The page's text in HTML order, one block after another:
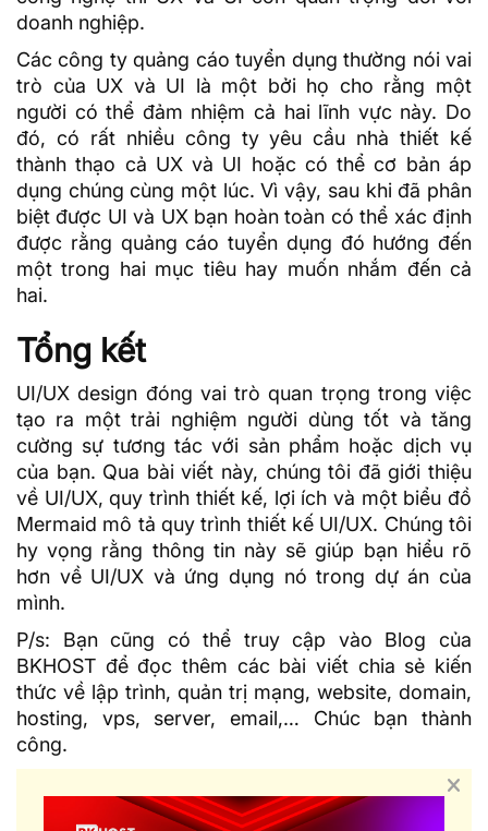
doanh nghiệp.
Các công ty quảng cáo tuyển dụng thường nói vai
trò của UX và UI là một bởi họ cho rằng một
người có thể đảm nhiệm cả hai lĩnh vực này. Do
đó, có rất nhiều công ty yêu cầu nhà thiết kế
thành thạo cả UX và UI hoặc có thể cơ bản áp
dụng chúng cùng một lúc. Vì vậy, sau khi đã phân
biệt được UI và UX bạn hoàn toàn có thể xác định
được rằng quảng cáo tuyển dụng đó hướng đến
một trong hai mục tiêu hay muốn nhắm đến cả
hai.
Tổng kết
UI/UX design đóng vai trò quan trọng trong việc
tạo ra một trải nghiệm người dùng tốt và tăng
cường sự tương tác với sản phẩm hoặc dịch vụ
của bạn. Qua bài viết này, chúng tôi đã giới thiệu
về UI/UX, quy trình thiết kế, lợi ích và một biểu đồ
Mermaid mô tả quy trình thiết kế UI/UX. Chúng tôi
hy vọng rằng thông tin này sẽ giúp bạn hiểu rõ
hơn về UI/UX và ứng dụng nó trong dự án của
mình.
P/s: Bạn cũng có thể truy cập vào Blog của
BKHOST để đọc thêm các bài viết chia sẻ kiến
thức về lập trình, quản trị mạng, website, domain,
hosting, vps, server, email,… Chúc bạn thành
công.